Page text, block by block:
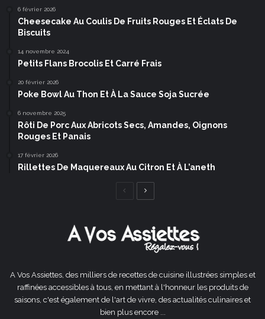
6 février 2026
Cheesecake Au Coulis De Fruits Rouges Et Éclats De
Biscuits
14 novembre 2024
Petits Flans Brocolis Et Carré Frais
20 février 2026
Poke Bowl Au Thon Et À La Sauce Soja Sucrée
6 novembre 2025
Rôti De Porc Aux Abricots Secs, Amandes, Oignons
Rouges Et Panais
17 février 2026
Rillettes De Maquereaux Au Citron Et À L’aneth
Page
A Vos Assiettes, des milliers de recettes de cuisine illustrées simples et
raffinées accessibles à tous, en mettant à l'honneur les produits de
saisons, c'est également de l'art de vivre, des actualités culinaires et
bien plus encore ...